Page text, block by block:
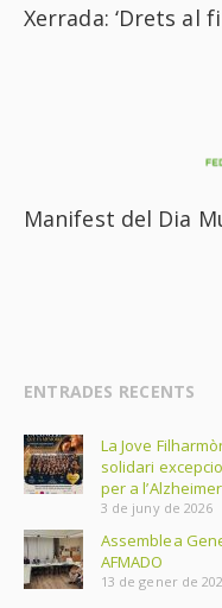
Xerrada: ‘Drets al
Manifest del Dia
ENTRADES RECENTS
La Jove
solidari
per a l’Alzheimer
3 de juny de 2026
Assemblea
AFMADO
13 de gener de